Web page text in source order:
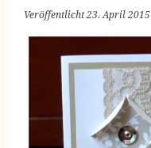
Veröffentlicht23. April 2015